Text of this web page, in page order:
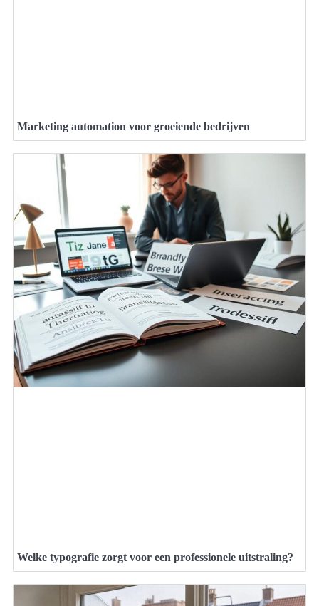
Marketing automation voor groeiende bedrijven
Welke typografie zorgt voor een professionele uitstraling?